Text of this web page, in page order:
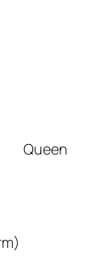
Queen